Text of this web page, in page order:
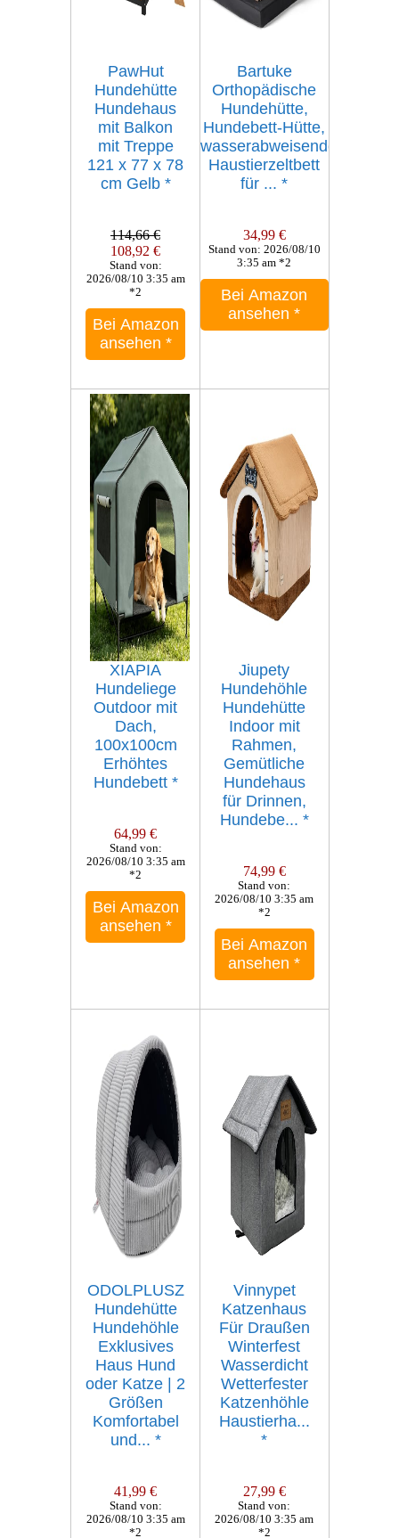
PawHut
Hundehütte
Hundehaus
mit Balkon
mit Treppe
121 x 77 x 78
cm Gelb *
114,66 €
108,92 €
Stand von:
2026/08/10 3:35 am
*2
Bei Amazon
ansehen *
Bartuke
Orthopädische
Hundehütte,
Hundebett-Hütte,
wasserabweisendes
Haustierzeltbett
für ...*
34,99 €
Stand von: 2026/08/10
3:35 am *2
Bei Amazon
ansehen*
XIAPIA
Hundeliege
Outdoor mit
Dach,
100x100cm
Erhöhtes
Hundebett *
64,99 €
Stand von:
2026/08/10 3:35 am
*2
Bei Amazon
ansehen *
Jiupety
Hundehöhle
Hundehütte
Indoor mit
Rahmen,
Gemütliche
Hundehaus
für Drinnen,
Hundebe... *
74,99 €
Stand von:
2026/08/10 3:35 am
*2
Bei Amazon
ansehen*
ODOLPLUSZ
Hundehütte
Hundehöhle
Exklusives
Haus Hund
oder Katze | 2
Größen
Komfortabel
und... *
41,99 €
Stand von:
2026/08/10 3:35 am
*2
Vinnypet
Katzenhaus
Für Draußen
Winterfest
Wasserdicht
Wetterfester
Katzenhöhle
Haustierha...
*
27,99 €
Stand von:
2026/08/10 3:35 am
*2